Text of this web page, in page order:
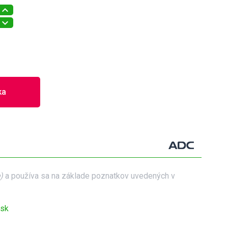
a používa sa na základe poznatkov uvedených v